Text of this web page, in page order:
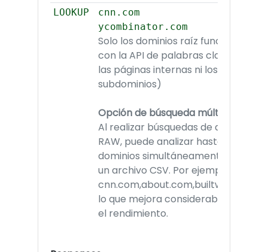
LOOKUP
cnn.com
ycombinator.com
Solo los dominios raíz funcionan
con la API de palabras clave (no
las páginas internas ni los
subdominios)
Opción de búsqueda múltiple:
Al realizar búsquedas de dominios
RAW, puede analizar hasta 16
dominios simultáneamente como
un archivo CSV. Por ejemplo,
cnn.com,about.com,builtwith.com,
lo que mejora considerablemente
el rendimiento.